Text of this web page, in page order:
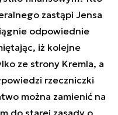
zastąpi Jensa
odpowiednie
iż kolejne
ze strony Kremla, a
rzeczniczki
można zamienić na
do starej zasady o